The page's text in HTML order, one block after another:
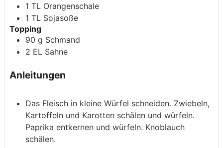
1 TL Orangenschale
1 TL Sojasoße
Topping
90 g Schmand
2 EL Sahne
Anleitungen
Das Fleisch in kleine Würfel schneiden. Zwiebeln,
Kartoffeln und Karotten schälen und würfeln.
Paprika entkernen und würfeln. Knoblauch
schälen.